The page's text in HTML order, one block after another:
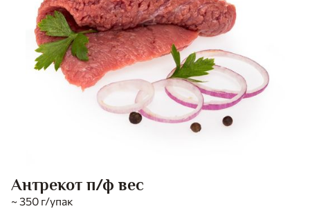
Антрекот п/ф вес
~ 350 г/упак